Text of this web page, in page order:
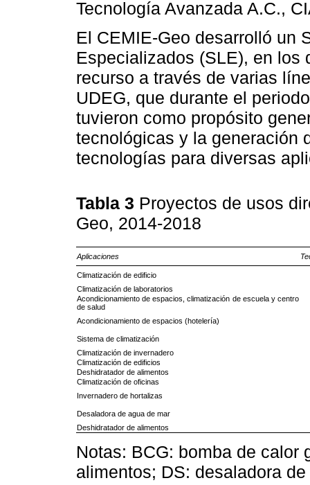
Tecnología Avanzada A.C.,
El CEMIE-Geo desarrolló un
Especializados (SLE), en los
recurso a través de varias
UDEG, que durante el
tuvieron como propósito
tecnológicas y la generación
tecnologías para diversas
Tabla 3 Proyectos de usos
Geo, 2014-2018
Aplicaciones
Climatización de edificio
Climatización de laboratorios
Acondicionamiento de espacios, climatización de escuela y centro
de salud
Acondicionamiento de espacios (hotelería)
Sistema de climatización
Climatización de invernadero
Climatización de edificios
Deshidratador de alimentos
Climatización de oficinas
Invernadero de hortalizas
Desaladora de agua de mar
Deshidratador de alimentos
Notas: BCG: bomba de calor
alimentos; DS: desaladora